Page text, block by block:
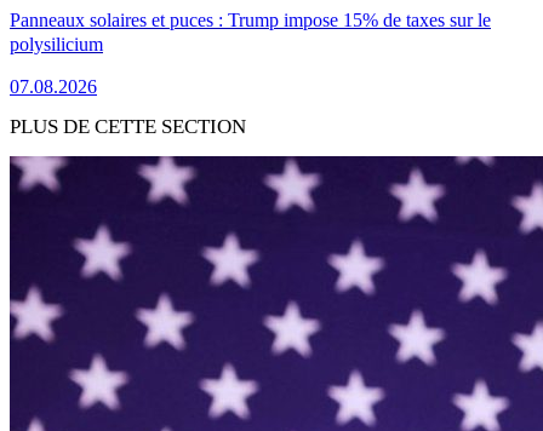
Panneaux solaires et puces : Trump impose 15% de taxes sur le
polysilicium
07.08.2026
PLUS DE CETTE SECTION